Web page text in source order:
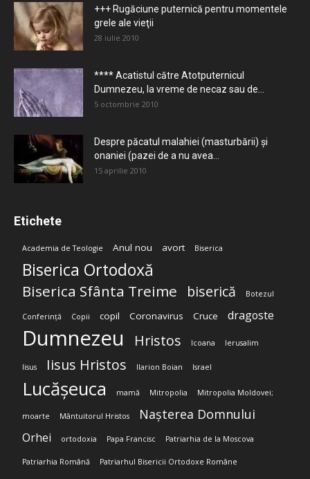
+++ Rugăciune puternică pentru momentele
grele ale vieţii
28 iulie 2010
**** Acatistul către Atotputernicul
Dumnezeu, la vreme de necaz sau de...
5 octombrie 2010
Despre păcatul malahiei (masturbării) şi
onaniei (pazei de a nu avea...
15 aprilie 2010
Etichete
Academia de Teologie Anul nou avort Biserica
Biserica Ortodoxă
Biserica Sfânta Treime biserică Botezul
Conferință Copii copil Coronavirus Cruce dragoste
Dumnezeu Hristos Icoana Ierusalim
Iisus Iisus Hristos Ilarion Boian Israel
Lucășeuca mamă Mitropolia Mitropolia Moldovei;
moarte Mântuitorul Hristos Nașterea Domnului
Orhei ortodoxia Papa Francisc Patriarhia de la Moscova
Patriarhia Română Patriarhul Bisericii Ortodoxe Române